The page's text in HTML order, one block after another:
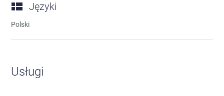
Usługi
Języki
Polski